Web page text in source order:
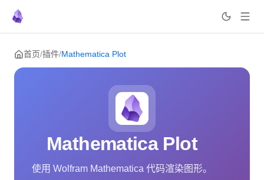
Skip to content
首页/插件/Mathematica Plot
Mathematica Plot
使用 Wolfram Mathematica 代码渲染图形。